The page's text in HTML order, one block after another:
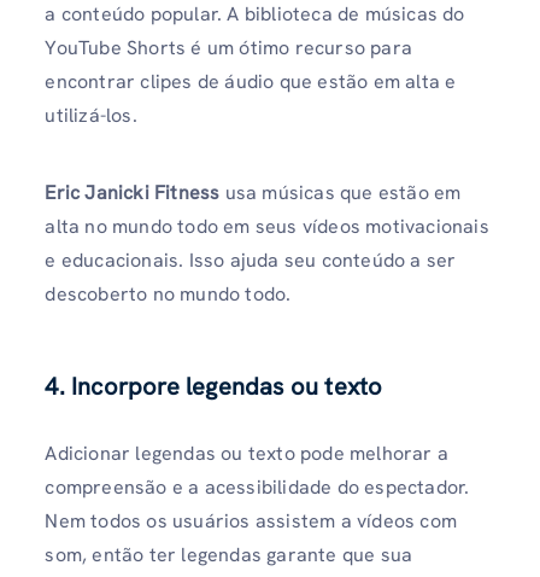
a conteúdo popular. A biblioteca de músicas do
YouTube Shorts é um ótimo recurso para
encontrar clipes de áudio que estão em alta e
utilizá-los.
Eric Janicki Fitness usa músicas que estão em
alta no mundo todo em seus vídeos motivacionais
e educacionais. Isso ajuda seu conteúdo a ser
descoberto no mundo todo.
4. Incorpore legendas ou texto
Adicionar legendas ou texto pode melhorar a
compreensão e a acessibilidade do espectador.
Nem todos os usuários assistem a vídeos com
som, então ter legendas garante que sua